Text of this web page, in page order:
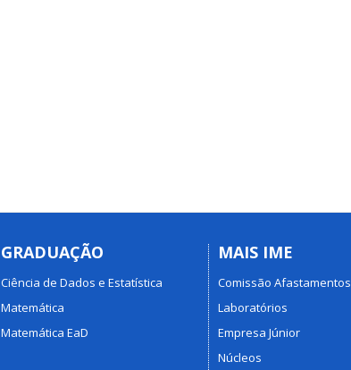
GRADUAÇÃO
Ciência de Dados e Estatística
Matemática
Matemática EaD
MAIS IME
Comissão Afastamentos
Laboratórios
Empresa Júnior
Núcleos